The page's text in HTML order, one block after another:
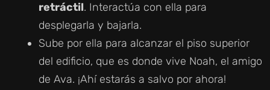
retráctil. Interactúa con ella para
desplegarla y bajarla.
Sube por ella para alcanzar el piso superior
del edificio, que es donde vive Noah, el amigo
de Ava. ¡Ahí estarás a salvo por ahora!